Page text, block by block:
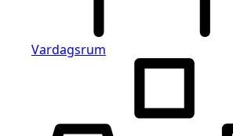
Vardagsrum